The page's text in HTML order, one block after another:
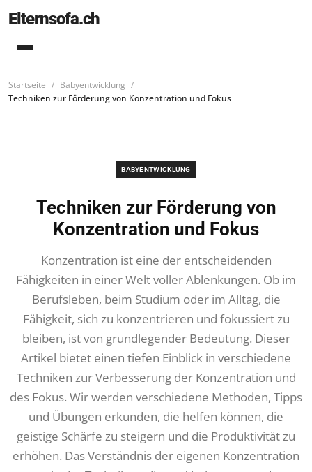
Elternsofa.ch
Startseite
Babyentwicklung
Techniken zur Förderung von Konzentration und Fokus
BABYENTWICKLUNG
Techniken zur Förderung von
Konzentration und Fokus
Konzentration ist eine der entscheidenden
Fähigkeiten in einer Welt voller Ablenkungen. Ob im
Berufsleben, beim Studium oder im Alltag, die
Fähigkeit, sich zu konzentrieren und fokussiert zu
bleiben, ist von grundlegender Bedeutung. Dieser
Artikel bietet einen tiefen Einblick in verschiedene
Techniken zur Verbesserung der Konzentration und
des Fokus. Wir werden verschiedene Methoden, Tipps
und Übungen erkunden, die helfen können, die
geistige Schärfe zu steigern und die Produktivität zu
erhöhen. Das Verständnis der eigenen Konzentration